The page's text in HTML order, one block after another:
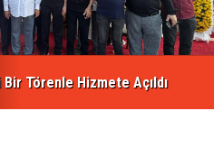
Törenle Hizmete Açıldı